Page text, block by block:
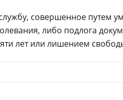
совершенное путем
либо подлога
лет или лишением